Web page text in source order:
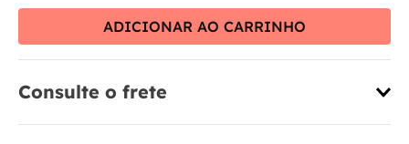
ADICIONAR AO CARRINHO
Consulte o frete